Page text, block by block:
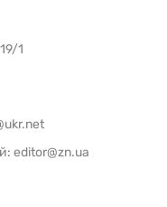
1
editor@zn.ua